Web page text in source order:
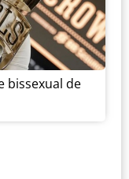
bissexual de